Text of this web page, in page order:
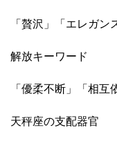
「贅沢」「エレガン
解放キーワード
「優柔不断」「相互
天秤座の支配器官